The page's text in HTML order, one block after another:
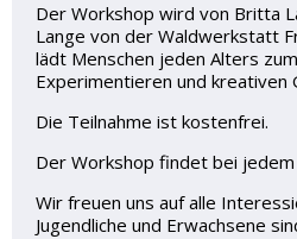
Der Workshop wird von Britta
Lange von der Waldwerkstatt
lädt Menschen jeden Alters
Experimentieren und kreativen
Die Teilnahme ist kostenfrei.
Der Workshop findet bei
Wir freuen uns auf alle
Jugendliche und Erwachsene